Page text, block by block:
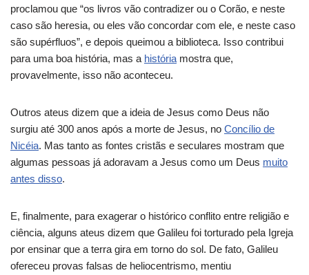
proclamou que “os livros vão contradizer ou o Corão, e neste
caso são heresia, ou eles vão concordar com ele, e neste caso
são supérfluos”, e depois queimou a biblioteca. Isso contribui
para uma boa história, mas a história mostra que,
provavelmente, isso não aconteceu.
Outros ateus dizem que a ideia de Jesus como Deus não
surgiu até 300 anos após a morte de Jesus, no Concílio de
Nicéia. Mas tanto as fontes cristãs e seculares mostram que
algumas pessoas já adoravam a Jesus como um Deus muito
antes disso.
E, finalmente, para exagerar o histórico conflito entre religião e
ciência, alguns ateus dizem que Galileu foi torturado pela Igreja
por ensinar que a terra gira em torno do sol. De fato, Galileu
ofereceu provas falsas de heliocentrismo, mentiu